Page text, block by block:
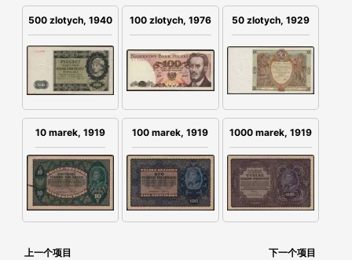
500 zlotych, 1940 100 zlotych, 1976 50 zlotych, 1929
10 marek, 1919 100 marek, 1919 1000 marek, 1919
上一个项目
下一个项目